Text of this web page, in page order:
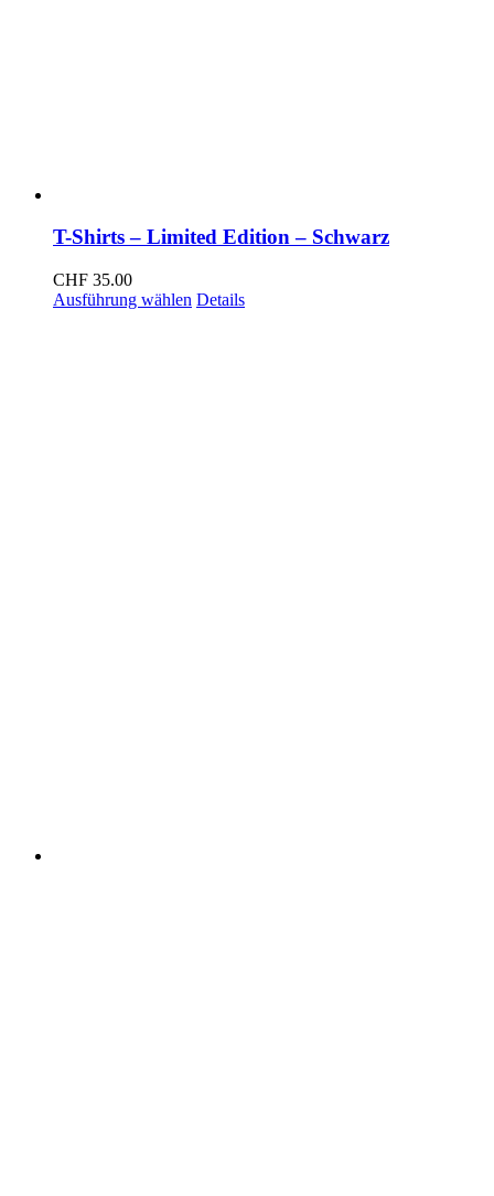
T-Shirts – Limited Edition – Schwarz
CHF 35.00
Ausführung wählen Dieses
Details